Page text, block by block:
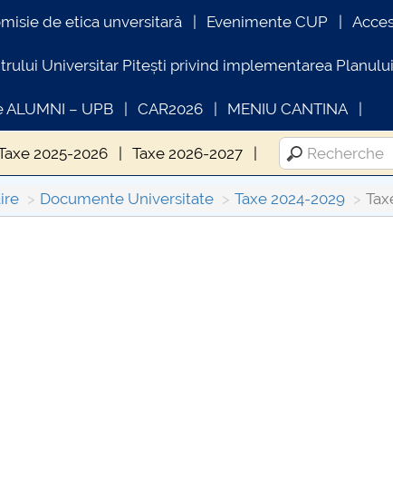
de etica unversitară Evenimente CUP
Universitar Pitești privind implementarea
– UPB CAR2026 MENIU CANTINA
2025-2026 Taxe 2026-2027
Documente Universitate Taxe 2024-2029